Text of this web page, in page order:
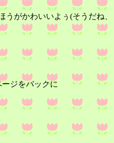
うがかわいいよぅ(そうだね
ジをバックに